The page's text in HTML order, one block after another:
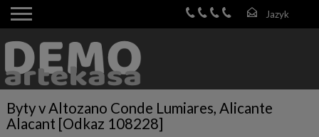
Byty v Altozano Conde Lumiares, Alicante
Alacant [Odkaz 108228]